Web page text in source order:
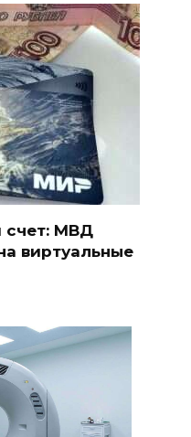
счет: МВД
виртуальные